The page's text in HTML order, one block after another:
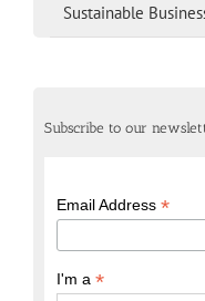
Sustainable
Subscribe to our
Email Address*
I'm a*